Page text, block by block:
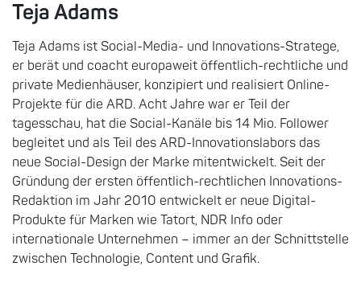
Teja Adams
Teja Adams ist Social-Media- und Innovations-Stratege,
er berät und coacht europaweit öffentlich-rechtliche und
private Medienhäuser, konzipiert und realisiert Online-
Projekte für die ARD. Acht Jahre war er Teil der
tagesschau, hat die Social-Kanäle bis 14 Mio. Follower
begleitet und als Teil des ARD-Innovationslabors das
neue Social-Design der Marke mitentwickelt. Seit der
Gründung der ersten öffentlich-rechtlichen Innovations-
Redaktion im Jahr 2010 entwickelt er neue Digital-
Produkte für Marken wie Tatort, NDR Info oder
internationale Unternehmen – immer an der Schnittstelle
zwischen Technologie, Content und Grafik.